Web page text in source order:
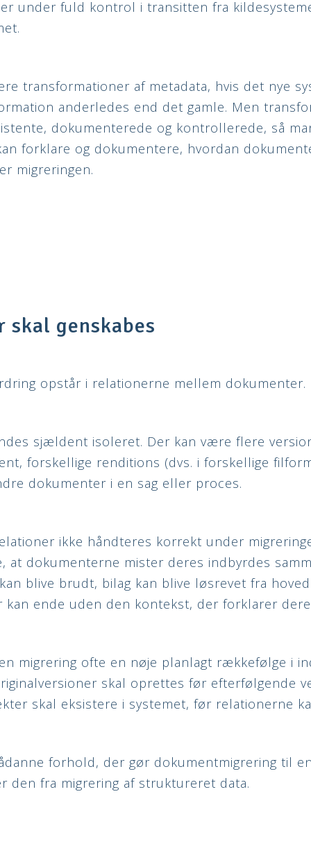
under fuld kontrol i transitten fra
transformationer af metadata, hvis det nye
anderledes end det gamle. Men
dokumenterede og kontrollerede, så
forklare og dokumentere, hvordan
migreringen.
skal genskabes
opstår i relationerne mellem dokumenter.
sjældent isoleret. Der kan være flere
forskellige renditions (dvs. i forskellige
dokumenter i en sag eller proces.
ikke håndteres korrekt under
at dokumenterne mister deres indbyrdes
blive brudt, bilag kan blive løsrevet fra
kan ende uden den kontekst, der forklarer
migrering ofte en nøje planlagt rækkefølge i
skal oprettes før efterfølgende
skal eksistere i systemet, før relationerne
forhold, der gør dokumentmigrering til
den fra migrering af struktureret data.